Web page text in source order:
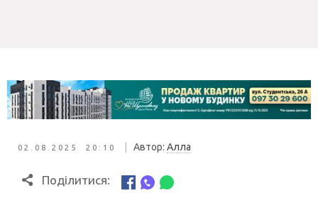
02.08.2025 20:10 Автор: Алла
Поділитися: